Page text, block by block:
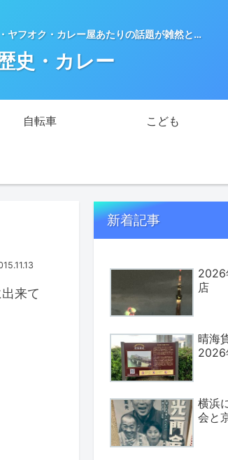
ヤフオク・カレー屋あたりの話題が雑然と…
史・カレー
自転車 こども
来て
新着記事
2026
店
晴海
2026
横浜
会と